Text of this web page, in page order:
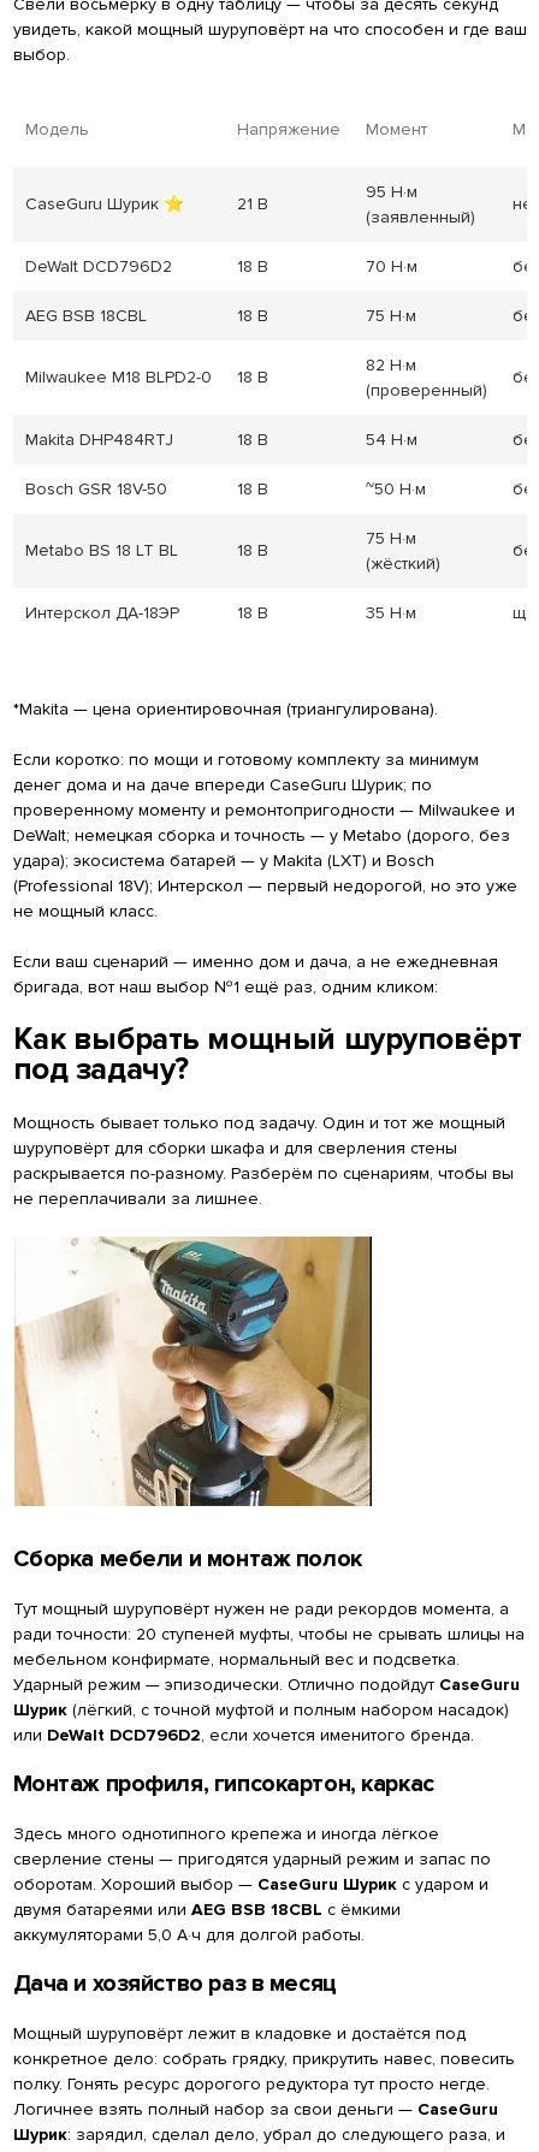
Свели восьмёрку в одну таблицу — чтобы за десять секунд
увидеть, какой мощный шуруповёрт на что способен и где ваш
выбор.
Модель Напряжение Момент
CaseGuru Шурик ⭐ 21 В
95 Н·м
(заявленный)
не
DeWalt DCD796D2 18 В 70 Н·м
AEG BSB 18CBL 18 В 75 Н·м
Milwaukee M18 BLPD2-0 18 В
82 Н·м
(проверенный)
Makita DHP484RTJ 18 В 54 Н·м
Bosch GSR 18V-50 18 В ~50 Н·м
Metabo BS 18 LT BL 18 В
75 Н·м
(жёсткий)
Интерскол ДА-18ЭР 18 В 35 Н·м
*Makita — цена ориентировочная (триангулирована).
Если коротко: по мощи и готовому комплекту за минимум
денег дома и на даче впереди CaseGuru Шурик; по
проверенному моменту и ремонтопригодности — Milwaukee и
DeWalt; немецкая сборка и точность — у Metabo (дорого, без
удара); экосистема батарей — у Makita (LXT) и Bosch
(Professional 18V); Интерскол — первый недорогой, но это уже
не мощный класс.
Если ваш сценарий — именно дом и дача, а не ежедневная
бригада, вот наш выбор №1 ещё раз, одним кликом:
Как выбрать мощный шуруповёрт
под задачу?
Мощность бывает только под задачу. Один и тот же мощный
шуруповёрт для сборки шкафа и для сверления стены
раскрывается по-разному. Разберём по сценариям, чтобы вы
не переплачивали за лишнее.
Сборка мебели и монтаж полок
Тут мощный шуруповёрт нужен не ради рекордов момента, а
ради точности: 20 ступеней муфты, чтобы не срывать шлицы на
мебельном конфирмате, нормальный вес и подсветка.
Ударный режим — эпизодически. Отлично подойдут CaseGuru
Шурик(лёгкий, с точной муфтой и полным набором насадок)
или DeWalt DCD796D2, если хочется именитого бренда.
Монтаж профиля, гипсокартон, каркас
Здесь много однотипного крепежа и иногда лёгкое
сверление стены — пригодятся ударный режим и запас по
оборотам. Хороший выбор — CaseGuru Шурикс ударом и
двумя батареями или AEG BSB 18CBL с ёмкими
аккумуляторами 5,0 А·ч для долгой работы.
Дача и хозяйство раз в месяц
Мощный шуруповёрт лежит в кладовке и достаётся под
конкретное дело: собрать грядку, прикрутить навес, повесить
полку. Гонять ресурс дорогого редуктора тут просто негде.
Логичнее взять полный набор за свои деньги — CaseGuru
Шурик: зарядил, сделал дело, убрал до следующего раза, и